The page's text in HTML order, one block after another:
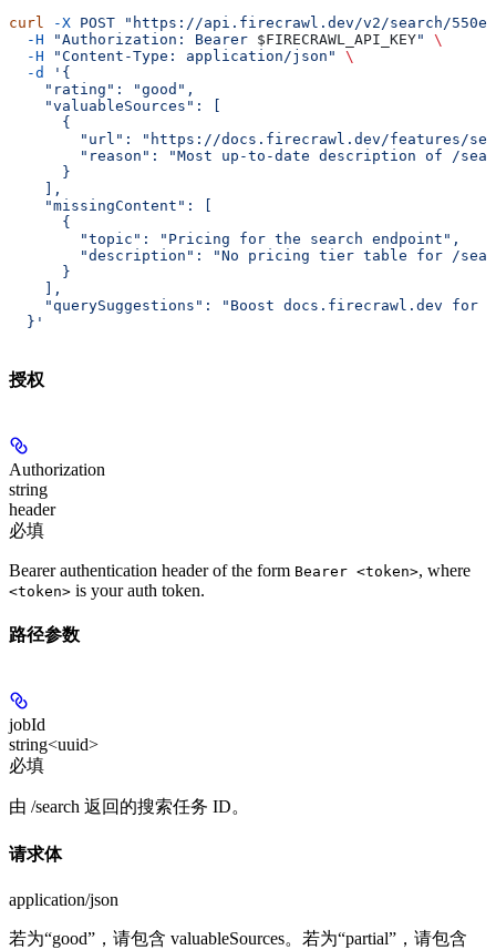
curl -X POST "https://api.firecrawl.dev/v2/search/
  -H
"Authorization: Bearer $FIRECRAWL_API_KEY"
\
  -H
"Content-Type: application/json"
\
  -d
'{
    "rating": "good",
    "valuableSources": [
      {
"url": "https://docs.firecrawl.dev/features/
"reason": "Most up-to-date description of /
      }
    ],
    "missingContent": [
      {
        "topic": "Pricing for the search endpoint",
"description": "No pricing tier table for /
      }
    ],
"querySuggestions": "Boost docs.firecrawl.dev for
  }'
授权
Authorization
string
header
必填
Bearer authentication header of the form Bearer <token>, where
<token> is your auth token.
路径参数
jobId
string<uuid>
必填
由 /search 返回的搜索任务 ID。
请求体
application/json
若为“good”，请包含 valuableSources。若为“partial”，请包含